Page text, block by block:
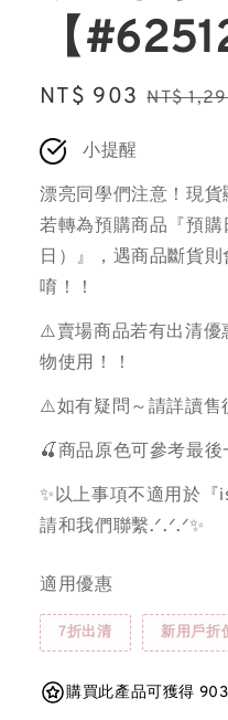
【
Sale
NT$ 903 NT$
小提醒
漂亮同學們注意！現貨
若轉為預購商品『預
日）』，遇商品斷貨
唷！！
⚠️賣場商品若有出清優
物使用！！
⚠️如有疑問～請詳讀售
🍒商品原色可參考最後
✨以上事項不適用於『
請和我們聯繫.ᐟ.ᐟ.ᐟ✨
適用優惠
7折出清 新用戶折
購買此產品可獲得